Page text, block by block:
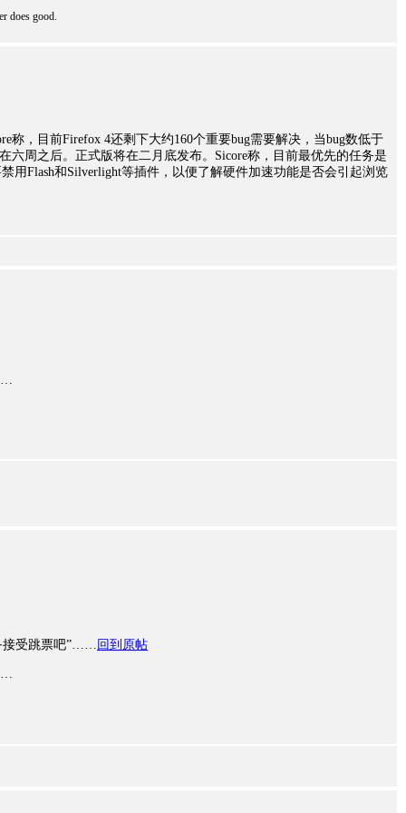
does good.
称，目前Firefox 4还剩下大约160个重要bug需要解决，当bug数低于
六周之后。正式版将在二月底发布。Sicore称，目前最优先的任务是
用Flash和Silverlight等插件，以便了解硬件加速功能是否会引起浏览
接受跳票吧”……回到原帖